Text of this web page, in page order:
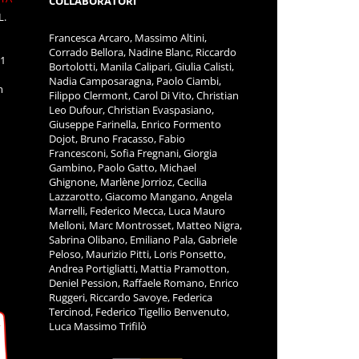
Francesca Arcaro, Massimo Altini,
Corrado Bellora, Nadine Blanc, Riccardo
Bortolotti, Manila Calipari, Giulia Calisti,
Nadia Camposaragna, Paolo Ciambi,
Filippo Clermont, Carol Di Vito, Christian
Leo Dufour, Christian Evaspasiano,
Giuseppe Farinella, Enrico Formento
Dojot, Bruno Fracasso, Fabio
Francesconi, Sofia Fregnani, Giorgia
Gambino, Paolo Gatto, Michael
Ghignone, Marlène Jorrioz, Cecilia
Lazzarotto, Giacomo Mangano, Angela
Marrelli, Federico Mecca, Luca Mauro
Melloni, Marc Montrosset, Matteo Nigra,
Sabrina Olibano, Emiliano Pala, Gabriele
Peloso, Maurizio Pitti, Loris Ponsetto,
Andrea Portigliatti, Mattia Pramotton,
Deniel Pession, Raffaele Romano, Enrico
Ruggeri, Riccardo Savoye, Federica
Tercinod, Federico Tigellio Benvenuto,
Luca Massimo Trifilò